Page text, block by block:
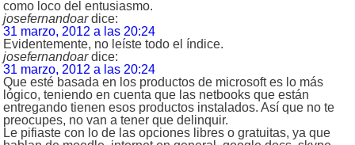
como loco del entusiasmo.
josefernandoar dice:
31 marzo, 2012 a las 20:24
Evidentemente, no leíste todo el índice.
josefernandoar dice:
31 marzo, 2012 a las 20:24
Que esté basada en los productos de microsoft es lo más
lógico, teniendo en cuenta que las netbooks que están
entregando tienen esos productos instalados. Así que no te
preocupes, no van a tener que delinquir.
Le pifiaste con lo de las opciones libres o gratuitas, ya que